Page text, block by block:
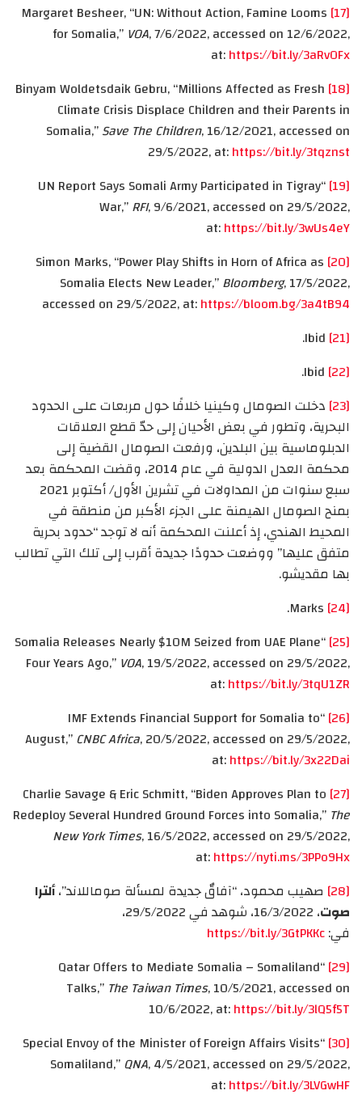
[17]
Margaret Besheer, “UN: Without Action, Famine Looms
for Somalia,” VOA, 7/6/2022, accessed on 12/6/2022,
at:https://bit.ly/3aRvOFx
[18]
Binyam Woldetsdaik Gebru, “Millions Affected as Fresh
Climate Crisis Displace Children and their Parents in
Somalia,”Save The Children, 16/12/2021, accessed on
29/5/2022, at:https://bit.ly/3tqznst
[19]
“UN Report Says Somali Army Participated in Tigray
War,”RFI, 9/6/2021, accessed on 29/5/2022,
at:https://bit.ly/3wUs4eY
[20]
Simon Marks, “Power Play Shifts in Horn of Africa as
Somalia Elects New Leader,”Bloomberg, 17/5/2022,
accessed on 29/5/2022, at:https://bloom.bg/3a4tB94
[21]
[22]
[23]
دخلت الصومال وكينيا خلافًا حول مربعات على الحدود
البحرية، وتطور في بعض الأحيان إلى حدّ قطع العلاقات
الدبلوماسية بين البلدين، ورفعت الصومال القضية إلى
محكمة العدل الدولية في عام 2014، وقضت المحكمة بعد
سبع سنوات من المداولات في تشرين الأول/ أكتوبر 2021
بمنح الصومال الهيمنة على الجزء الأكبر من منطقة في
المحيط الهندي، إذ أعلنت المحكمة أنه لا توجد “حدود بحرية
متفق عليها” ووضعت حدودًا جديدة أقرب إلى تلك التي تطالب
بها مقديشو.
[24]
[25]
“Somalia Releases Nearly $10M Seized from UAE Plane
Four Years Ago,” VOA, 19/5/2022, accessed on 29/5/2022,
at:https://bit.ly/3tqU1ZR
[26]
“IMF Extends Financial Support for Somalia to
August,”CNBC Africa, 20/5/2022, accessed on 29/5/2022,
at:https://bit.ly/3x22Dai
[27]
Charlie Savage & Eric Schmitt, “Biden Approves Plan to
Redeploy Several Hundred Ground Forces into Somalia,” The
New York Times, 16/5/2022, accessed on 29/5/2022,
at:https://nyti.ms/3PPo9Hx
[28]
صهيب محمود، “آفاقٌ جديدة لمسألة صوماللاند”،ألترا
صوت
، 16/3/2022، شوهد في 29/5/2022،
في:https://bit.ly/3GtPKKc
[29]
“Qatar Offers to Mediate Somalia – Somaliland
Talks,” The Taiwan Times, 10/5/2021, accessed on
10/6/2022, at:https://bit.ly/3lQ5f5T
[30]
“Special Envoy of the Minister of Foreign Affairs Visits
Somaliland,”QNA, 4/5/2021, accessed on 29/5/2022,
at:https://bit.ly/3LVGwHF